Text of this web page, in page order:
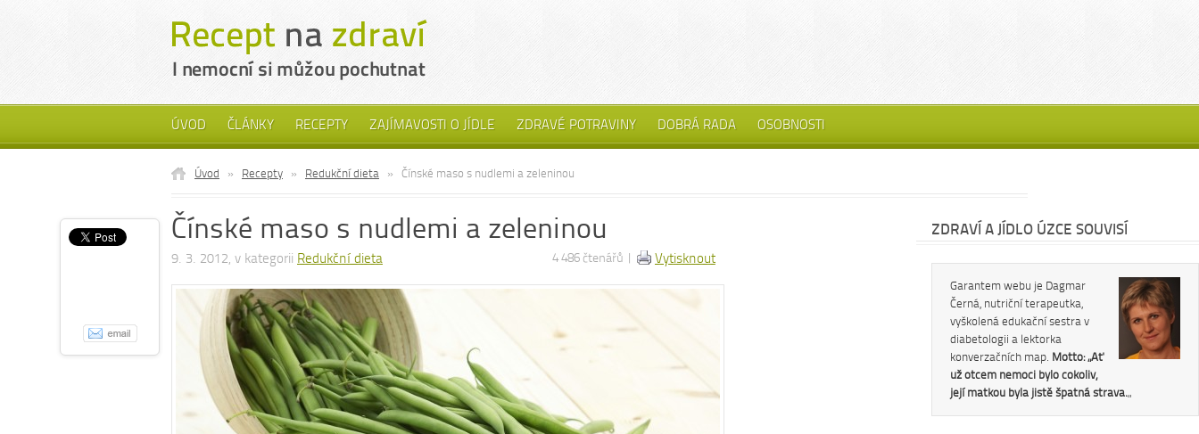
ÚVOD ČLÁNKY RECEPTY ZAJÍMAVOSTI O JÍDLE ZDRAVÉ POTRAVINY DOBRÁ RADA OSOBNOSTI
Úvod » Recepty » Redukční dieta » Čínské maso s nudlemi a zeleninou
Čínské maso s nudlemi a zeleninou
9. 3. 2012, v kategorii Redukční dieta Vytisknout
4 486 čtenářů |
ZDRAVÍ A JÍDLO ÚZCE SOUVISÍ
Garantem webu je Dagmar
Černá, nutriční terapeutka,
vyškolená edukační sestra v
diabetologii a lektorka
konverzačních map. Motto: „Ať
už otcem nemoci bylo cokoliv,
její matkou byla jistě špatná strava.„